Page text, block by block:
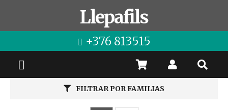
Llepafils
+376 813515
FILTRAR POR FAMILIAS